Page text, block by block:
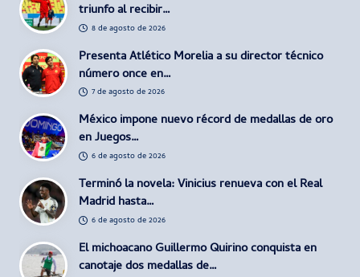
triunfo al recibir…
8 de agosto de 2026
Presenta Atlético Morelia a su director técnico
número once en…
7 de agosto de 2026
México impone nuevo récord de medallas de oro
en Juegos…
6 de agosto de 2026
Terminó la novela: Vinicius renueva con el Real
Madrid hasta…
6 de agosto de 2026
El michoacano Guillermo Quirino conquista en
canotaje dos medallas de…